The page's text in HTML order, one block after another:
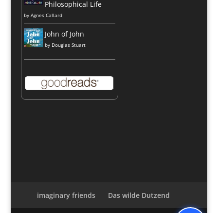
Philosophical Life
by Agnes Callard
John of John
by Douglas Stuart
imaginary friends Das wilde Dutzend